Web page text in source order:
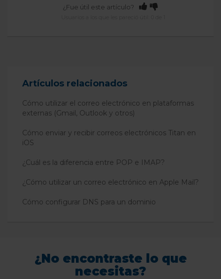
¿Fue útil este artículo?
Artículos relacionados
Cómo utilizar el correo electrónico en plataformas
externas (Gmail, Outlook y otros)
Cómo enviar y recibir correos electrónicos Titan en
iOS
¿Cuál es la diferencia entre POP e IMAP?
¿Cómo utilizar un correo electrónico en Apple Mail?
Cómo configurar DNS para un dominio
¿No encontraste lo que
necesitas?